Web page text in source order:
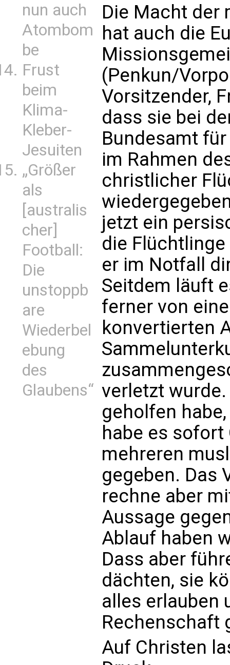
nun auch
Atombom
be
Frust
beim
Klima-
Kleber-
Jesuiten
„Größer
als
[australis
cher]
Football:
Die
unstoppb
are
Wiederbel
ebung
des
Glaubens“
Die Macht der
hat auch die
(Penkun/
Vorsitzender,
dass sie bei
Bundesamt
im Rahmen
christlicher
jetzt ein
die
er im Notfall
Seitdem läuft
ferner von
konvertierten
verletzt
geholfen
habe es
mehreren
gegeben. Das
rechne aber
Aussage
Ablauf haben
Dass aber
dächten, sie
alles erlauben
Rechenschaft
Auf Christen